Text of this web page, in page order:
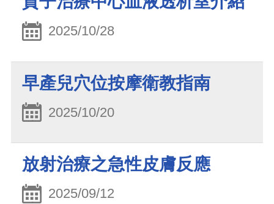
2025/10/28
早產兒穴位按摩衛教指南
2025/10/20
放射治療之急性皮膚反應
2025/09/12